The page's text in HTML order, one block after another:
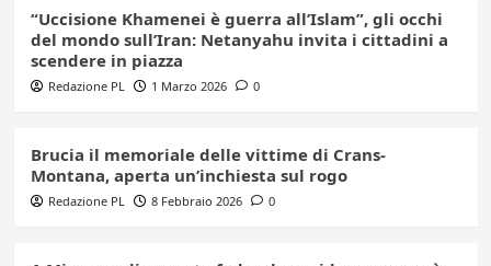
“Uccisione Khamenei è guerra all’Islam”, gli occhi
del mondo sull’Iran: Netanyahu invita i cittadini a
scendere in piazza
Redazione PL 1 Marzo 2026 0
Brucia il memoriale delle vittime di Crans-
Montana, aperta un’inchiesta sul rogo
Redazione PL 8 Febbraio 2026 0